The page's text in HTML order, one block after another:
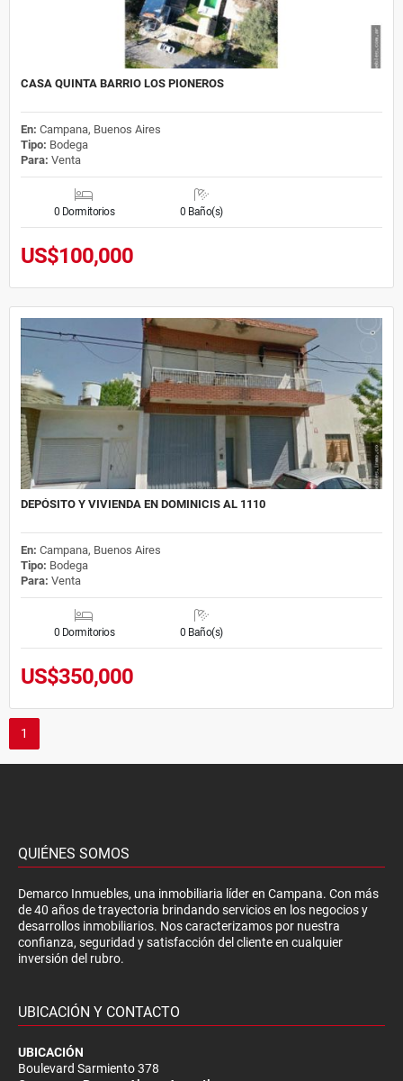
CASA QUINTA BARRIO LOS PIONEROS
En: Campana, Buenos Aires
Tipo: Bodega
Para: Venta
0 Dormitorios 0 Baño(s)
US$100,000
DEPÓSITO Y VIVIENDA EN DOMINICIS AL 1110
En: Campana, Buenos Aires
Tipo: Bodega
Para: Venta
0 Dormitorios 0 Baño(s)
US$350,000
1
QUIÉNES SOMOS
Demarco Inmuebles, una inmobiliaria líder en Campana. Con más
de 40 años de trayectoria brindando servicios en los negocios y
desarrollos inmobiliarios. Nos caracterizamos por nuestra
confianza, seguridad y satisfacción del cliente en cualquier
inversión del rubro.
UBICACIÓN Y CONTACTO
UBICACIÓN
Boulevard Sarmiento 378